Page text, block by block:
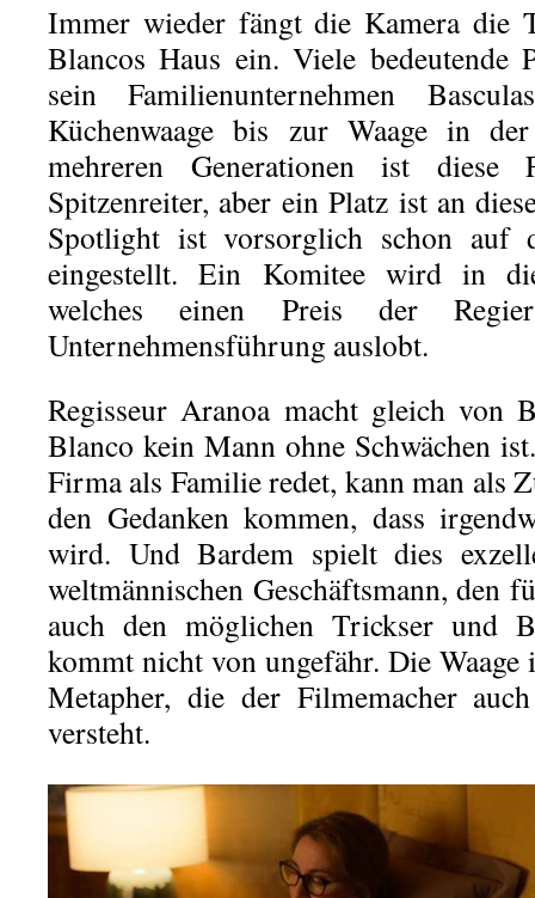
Immer wieder fängt die Kamera die
Blancos Haus ein. Viele bedeutende
sein Familienunternehmen
Küchenwaage bis zur Waage in
mehreren Generationen ist diese
Spitzenreiter, aber ein Platz ist an
Spotlight ist vorsorglich schon auf
eingestellt. Ein Komitee wird in
welches einen Preis der
Unternehmensführung auslobt.
Regisseur Aranoa macht gleich von
Blanco kein Mann ohne Schwächen
Firma als Familie redet, kann man als
den Gedanken kommen, dass
wird. Und Bardem spielt dies
weltmännischen Geschäftsmann, den
auch den möglichen Trickser und
kommt nicht von ungefähr. Die Waage
Metapher, die der Filmemacher
versteht.